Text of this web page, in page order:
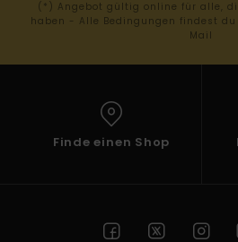
(*) Angebot gültig online für alle,
haben - Alle Bedingungen findest
Mail
Finde einen Shop